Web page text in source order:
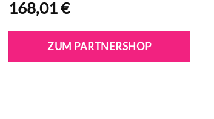
168,01€
ZUM PARTNERSHOP